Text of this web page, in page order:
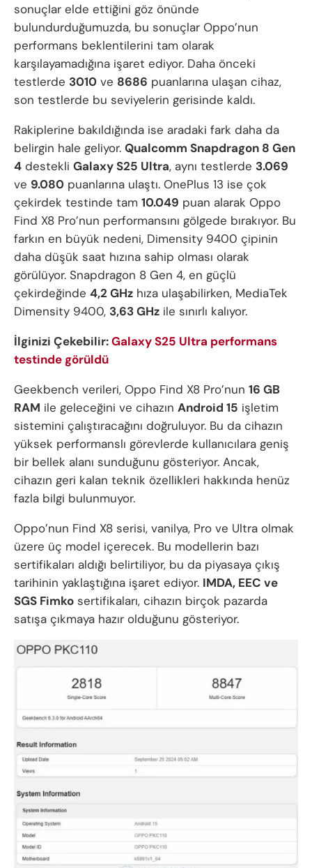
sonuçlar elde ettiğini göz önünde
bulundurduğumuzda, bu sonuçlar Oppo’nun
performans beklentilerini tam olarak
karşılayamadığına işaret ediyor. Daha önceki
testlerde 3010 ve 8686 puanlarına ulaşan cihaz,
son testlerde bu seviyelerin gerisinde kaldı.
Rakiplerine bakıldığında ise aradaki fark daha da
belirgin hale geliyor. Qualcomm Snapdragon 8 Gen
4 destekli Galaxy S25 Ultra, aynı testlerde 3.069
ve 9.080 puanlarına ulaştı. OnePlus 13 ise çok
çekirdek testinde tam 10.049 puan alarak Oppo
Find X8 Pro’nun performansını gölgede bırakıyor. Bu
farkın en büyük nedeni, Dimensity 9400 çipinin
daha düşük saat hızına sahip olması olarak
görülüyor. Snapdragon 8 Gen 4, en güçlü
çekirdeğinde 4,2 GHz hıza ulaşabilirken, MediaTek
Dimensity 9400, 3,63 GHz ile sınırlı kalıyor.
İlginizi Çekebilir:Galaxy S25 Ultra performans
testinde görüldü
Geekbench verileri, Oppo Find X8 Pro’nun 16 GB
RAM ile geleceğini ve cihazın Android 15 işletim
sistemini çalıştıracağını doğruluyor. Bu da cihazın
yüksek performanslı görevlerde kullanıcılara geniş
bir bellek alanı sunduğunu gösteriyor. Ancak,
cihazın geri kalan teknik özellikleri hakkında henüz
fazla bilgi bulunmuyor.
Oppo’nun Find X8 serisi, vanilya, Pro ve Ultra olmak
üzere üç model içerecek. Bu modellerin bazı
sertifikaları aldığı belirtiliyor, bu da piyasaya çıkış
tarihinin yaklaştığına işaret ediyor. IMDA, EEC ve
SGS Fimko sertifikaları, cihazın birçok pazarda
satışa çıkmaya hazır olduğunu gösteriyor.